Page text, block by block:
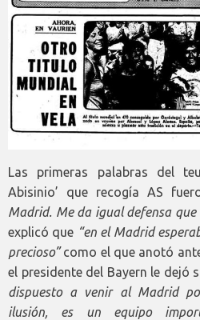
Las primeras palabras del
Abisinio’ que recogía AS
Madrid. Me da igual defensa que
explicó que “en el Madrid
precioso”como el que anotó
el presidente del Bayern le dejó
dispuesto a venir al Madrid
ilusión, es un equipo